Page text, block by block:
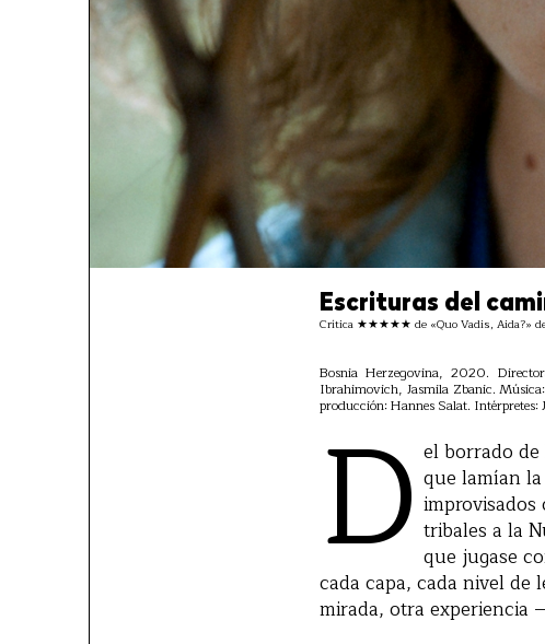
Escrituras del
Crítica ★★★★★ de «Quo Vadis, Aida?»
Bosnia Herzegovina, 2020.
Ibrahimovich, Jasmila Zbanic.
producción: Hannes Salat.
D el borrado
que lamían
tribales a la
que jugase
cada capa, cada nivel
mirada, otra experiencia